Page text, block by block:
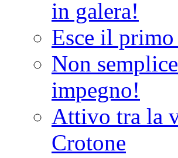
in galera!
Esce il
Non
impegno!
Attivo tra la
Crotone